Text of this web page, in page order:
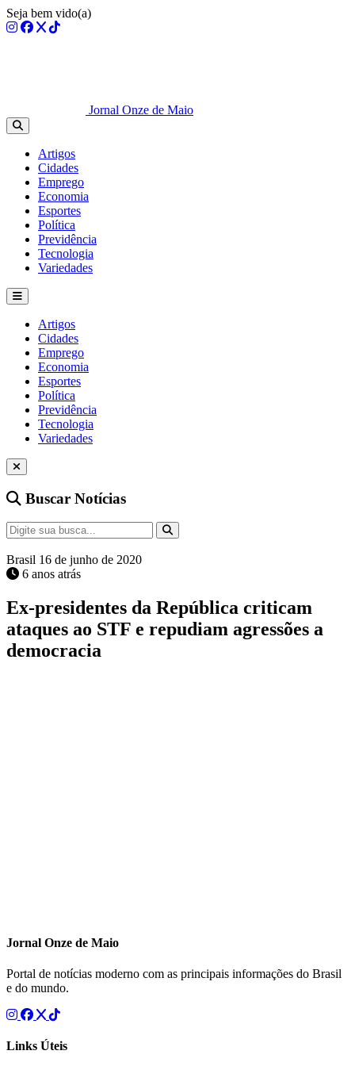
Seja bem vido(a)
Jornal Onze de Maio
Artigos
Cidades
Emprego
Economia
Esportes
Política
Previdência
Tecnologia
Variedades
Artigos
Cidades
Emprego
Economia
Esportes
Política
Previdência
Tecnologia
Variedades
Buscar Notícias
Brasil 16 de junho de 2020
6 anos atrás
Ex-presidentes da República criticam
ataques ao STF e repudiam agressões a
democracia
Jornal Onze de Maio
Portal de notícias moderno com as principais informações do Brasil
e do mundo.
Links Úteis